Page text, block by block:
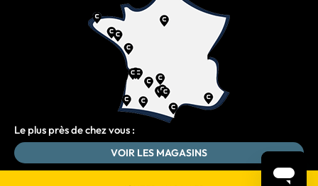
Le plus près de chez vous :
VOIR LES MAGASINS